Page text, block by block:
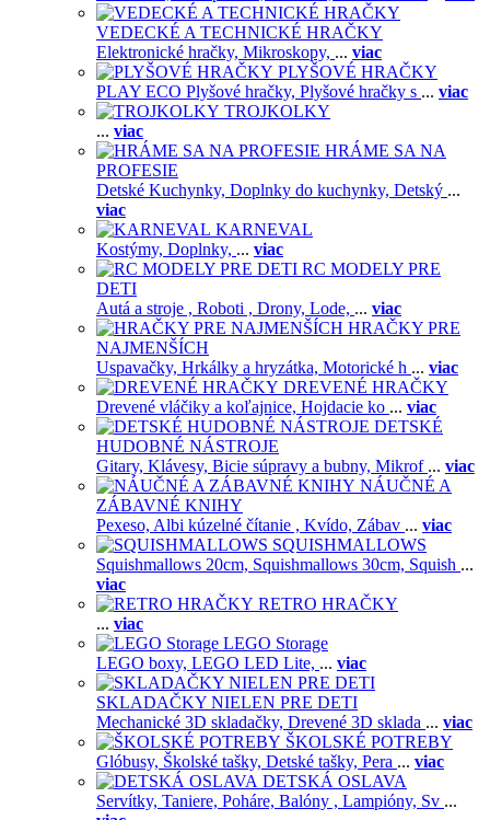
VEDECKÉ A TECHNICKÉ HRAČKY
Elektronické hračky, Mikroskopy, ... viac
PLYŠOVÉ HRAČKY
PLAY ECO Plyšové hračky, Plyšové hračky s ... viac
TROJKOLKY
... viac
HRÁME SA NA
PROFESIE
Detské Kuchynky, Doplnky do kuchynky, Detský ...
viac
KARNEVAL
Kostýmy, Doplnky, ... viac
RC MODELY PRE
DETI
Autá a stroje , Roboti , Drony, Lode, ... viac
HRAČKY PRE
NAJMENŠÍCH
Uspavačky, Hrkálky a hryzátka, Motorické h ... viac
DREVENÉ HRAČKY
Drevené vláčiky a koľajnice, Hojdacie ko ... viac
DETSKÉ
HUDOBNÉ NÁSTROJE
Gitary, Klávesy, Bicie súpravy a bubny, Mikrof ... viac
NÁUČNÉ A
ZÁBAVNÉ KNIHY
Pexeso, Albi kúzelné čítanie , Kvído, Zábav ... viac
SQUISHMALLOWS
Squishmallows 20cm, Squishmallows 30cm, Squish ...
viac
RETRO HRAČKY
... viac
LEGO Storage
LEGO boxy, LEGO LED Lite, ... viac
SKLADAČKY NIELEN PRE DETI
Mechanické 3D skladačky, Drevené 3D sklada ... viac
ŠKOLSKÉ POTREBY
Glóbusy, Školské tašky, Detské tašky, Pera ... viac
DETSKÁ OSLAVA
Servítky, Taniere, Poháre, Balóny , Lampióny, Sv ...